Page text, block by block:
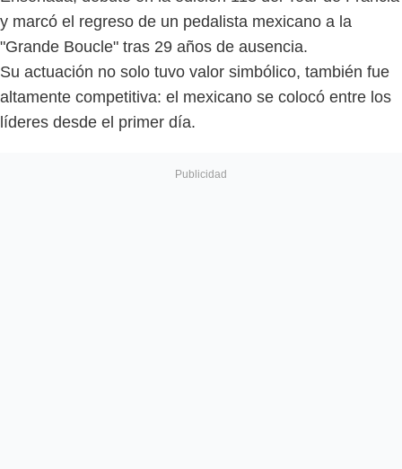
y marcó el regreso de un pedalista mexicano a la
"Grande Boucle" tras 29 años de ausencia.
Su actuación no solo tuvo valor simbólico, también fue
altamente competitiva: el mexicano se colocó entre los
líderes desde el primer día.